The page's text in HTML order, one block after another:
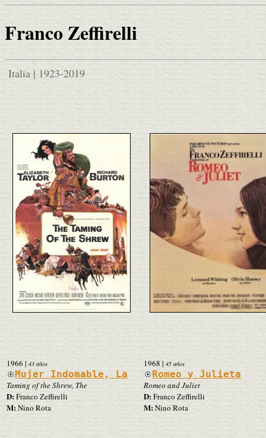
Franco Zeffirelli
Italia | 1923-2019
1966 | 43 años
Mujer Indomable, La
Taming of the Shrew, The
D:Franco Zeffirelli
M:Nino Rota
1968 | 45 años
Romeo y Julieta
Romeo and Juliet
D:Franco Zeffirelli
M:Nino Rota